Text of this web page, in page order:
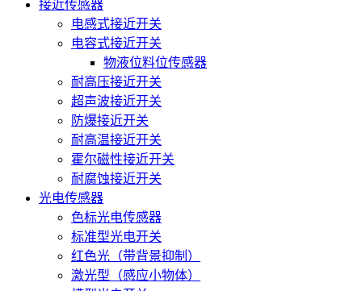
接近传感器
电感式接近开关
电容式接近开关
物液位料位传感器
耐高压接近开关
超声波接近开关
防爆接近开关
耐高温接近开关
霍尔磁性接近开关
耐腐蚀接近开关
光电传感器
色标光电传感器
标准型光电开关
红色光（带背景抑制）
激光型（感应小物体）